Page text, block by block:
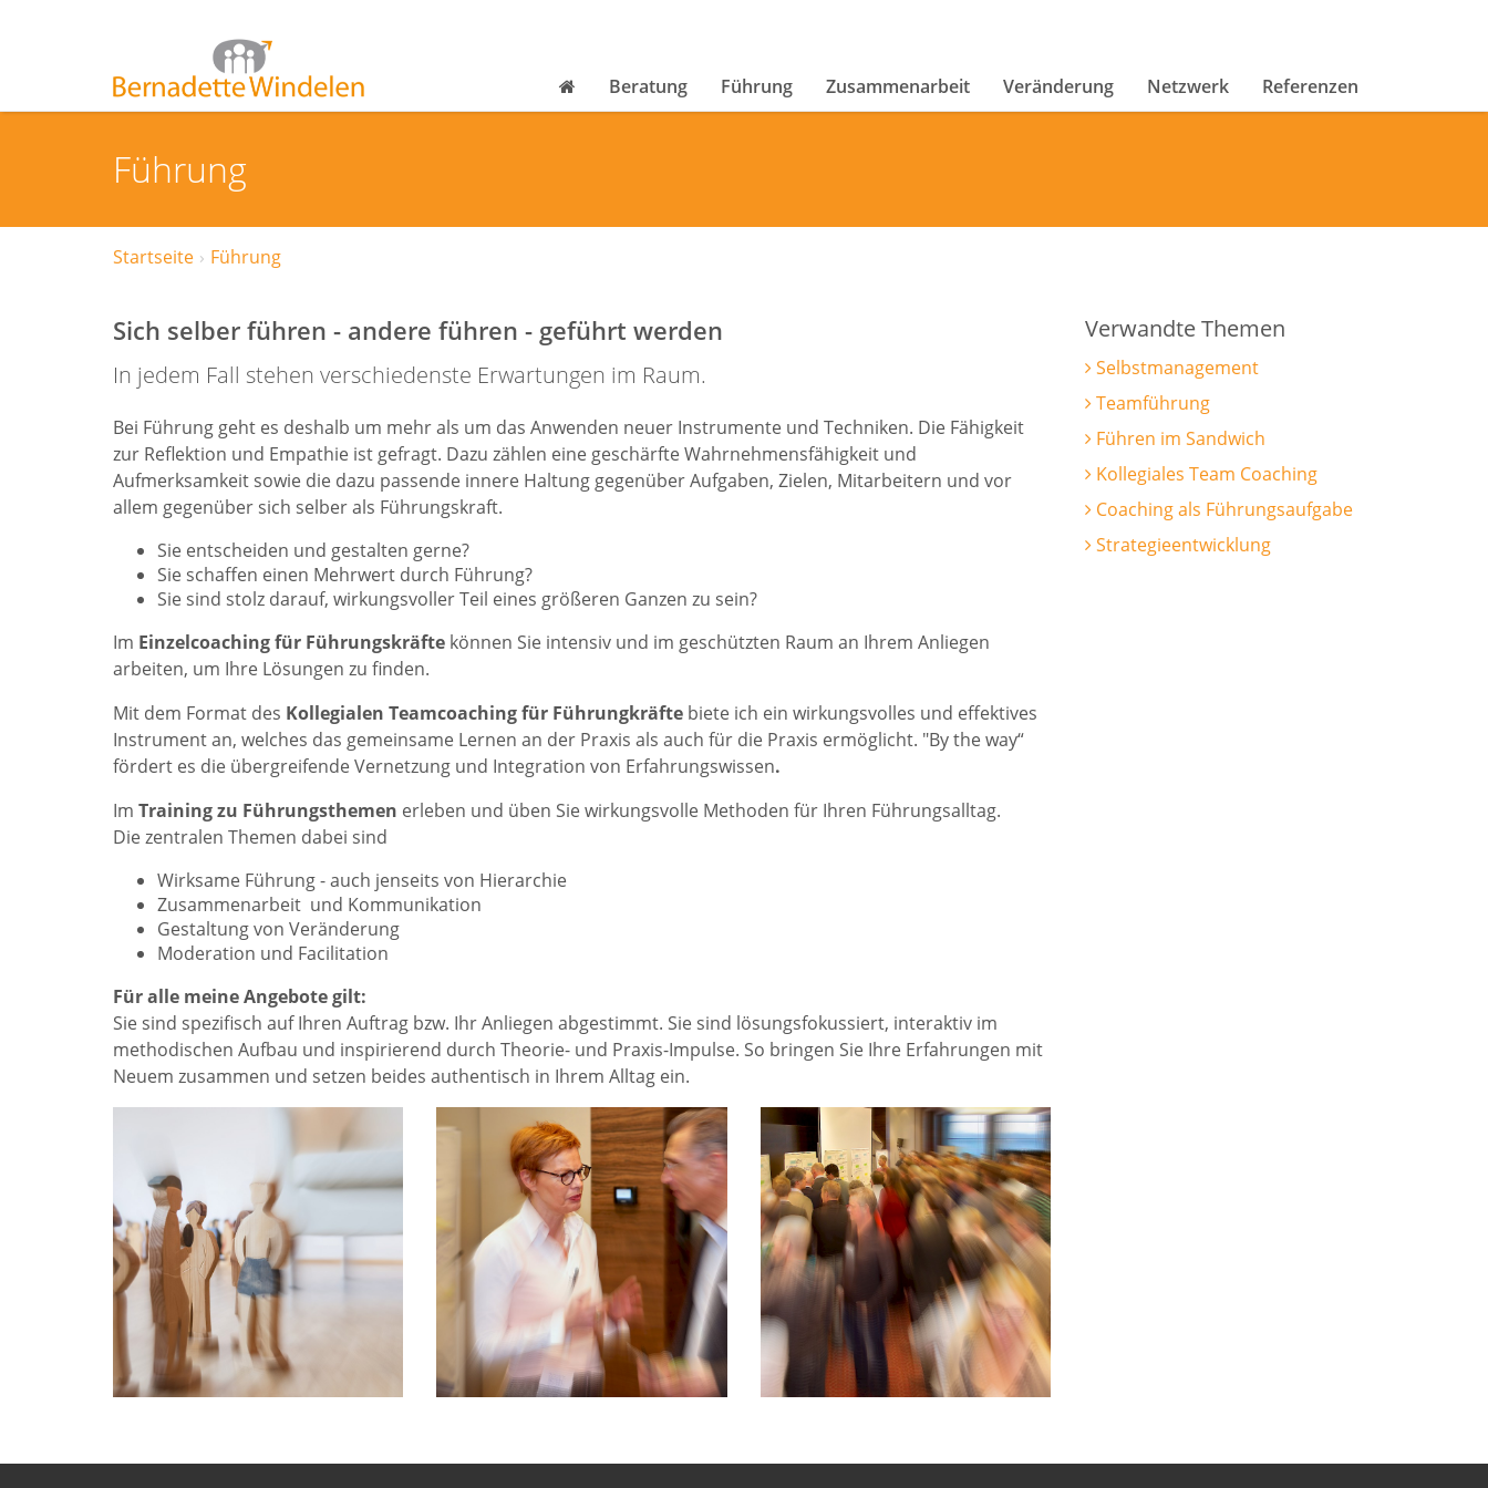
Beratung Führung Zusammenarbeit Veränderung Netzwerk Referenzen
Führung
Startseite Führung
Sich selber führen - andere führen - geführt werden
In jedem Fall stehen verschiedenste Erwartungen im Raum.
Bei Führung geht es deshalb um mehr als um das Anwenden neuer Instrumente und Techniken. Die Fähigkeit
zur Reflektion und Empathie ist gefragt. Dazu zählen eine geschärfte Wahrnehmensfähigkeit und
Aufmerksamkeit sowie die dazu passende innere Haltung gegenüber Aufgaben, Zielen, Mitarbeitern und vor
allem gegenüber sich selber als Führungskraft.
Sie entscheiden und gestalten gerne?
Sie schaffen einen Mehrwert durch Führung?
Sie sind stolz darauf, wirkungsvoller Teil eines größeren Ganzen zu sein?
Im Einzelcoaching für Führungskräfte können Sie intensiv und im geschützten Raum an Ihrem Anliegen
arbeiten, um Ihre Lösungen zu finden.
Mit dem Format des Kollegialen Teamcoaching für Führungkräfte biete ich ein wirkungsvolles und effektives
Instrument an, welches das gemeinsame Lernen an der Praxis als auch für die Praxis ermöglicht. "By the way“
fördert es die übergreifende Vernetzung und Integration von Erfahrungswissen.
Im Training zu Führungsthemen erleben und üben Sie wirkungsvolle Methoden für Ihren Führungsalltag.
Die zentralen Themen dabei sind
Wirksame Führung - auch jenseits von Hierarchie
Zusammenarbeit und Kommunikation
Gestaltung von Veränderung
Moderation und Facilitation
Für alle meine Angebote gilt:
Sie sind spezifisch auf Ihren Auftrag bzw. Ihr Anliegen abgestimmt. Sie sind lösungsfokussiert, interaktiv im
methodischen Aufbau und inspirierend durch Theorie- und Praxis-Impulse. So bringen Sie Ihre Erfahrungen mit
Neuem zusammen und setzen beides authentisch in Ihrem Alltag ein.
Verwandte Themen
Selbstmanagement
Teamführung
Führen im Sandwich
Kollegiales Team Coaching
Coaching als Führungsaufgabe
Strategieentwicklung